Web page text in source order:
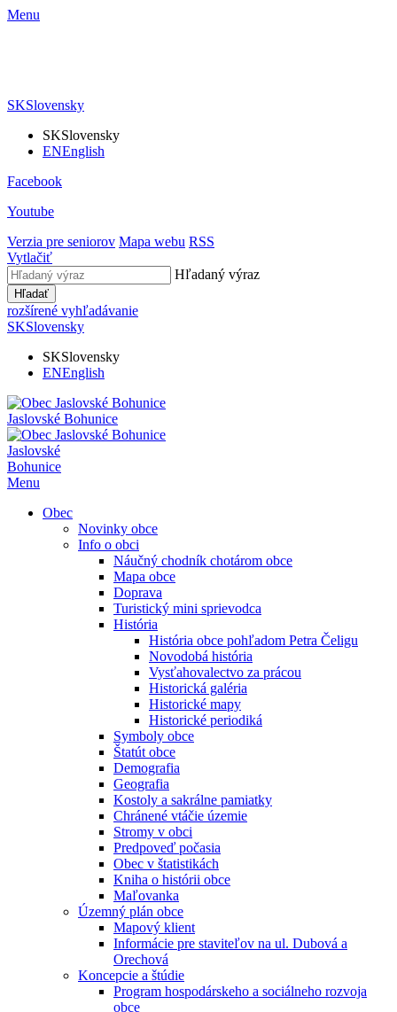
Menu
SKSlovensky
SKSlovensky
ENEnglish
Facebook
Youtube
Verzia pre seniorov Mapa webu RSS
Vytlačiť
Hľadaný výraz
Hľadať
rozšírené vyhľadávanie
SKSlovensky
SKSlovensky
ENEnglish
Jaslovské Bohunice
Jaslovské
Bohunice
Menu
Obec
Novinky obce
Info o obci
Náučný chodník chotárom obce
Mapa obce
Doprava
Turistický mini sprievodca
História
História obce pohľadom Petra Čeligu
Novodobá história
Vysťahovalectvo za prácou
Historická galéria
Historické mapy
Historické periodiká
Symboly obce
Štatút obce
Demografia
Geografia
Kostoly a sakrálne pamiatky
Chránené vtáčie územie
Stromy v obci
Predpoveď počasia
Obec v štatistikách
Kniha o histórii obce
Maľovanka
Územný plán obce
Mapový klient
Informácie pre staviteľov na ul. Dubová a
Orechová
Koncepcie a štúdie
Program hospodárskeho a sociálneho rozvoja
obce